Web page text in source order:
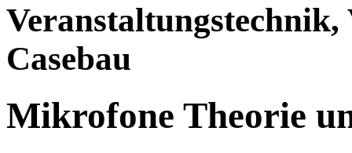
Casebau
Mikrofone Theorie